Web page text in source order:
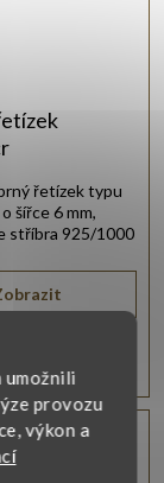
umožnili
provozu
výkon a
řetízek typu
šířce 6 mm,
stříbra 925/1000
úpravou.